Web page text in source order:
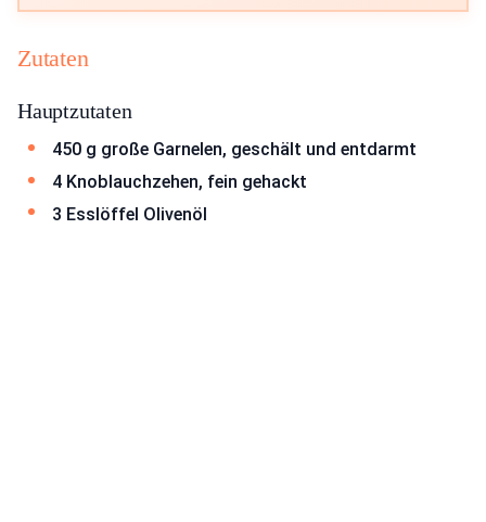
Zutaten
Hauptzutaten
450 g große Garnelen, geschält und entdarmt
4 Knoblauchzehen, fein gehackt
3 Esslöffel Olivenöl